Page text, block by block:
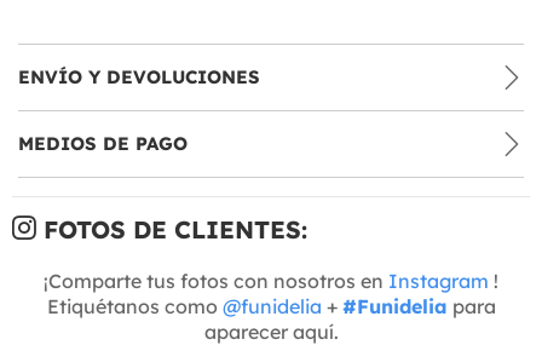
ENVÍO Y DEVOLUCIONES
MEDIOS DE PAGO
FOTOS DE CLIENTES:
¡Comparte tus fotos con nosotros en Instagram !
Etiquétanos como @funidelia + #Funidelia para
aparecer aquí.